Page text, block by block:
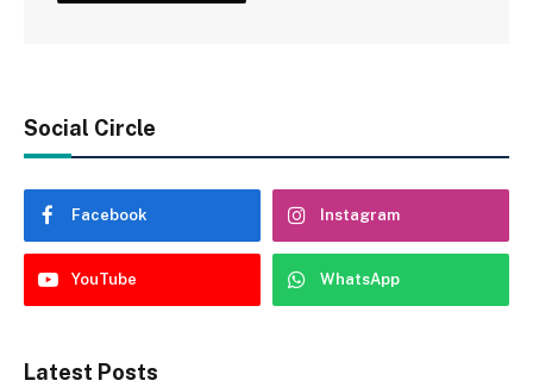
Social Circle
Facebook Instagram
YouTube WhatsApp
Latest Posts